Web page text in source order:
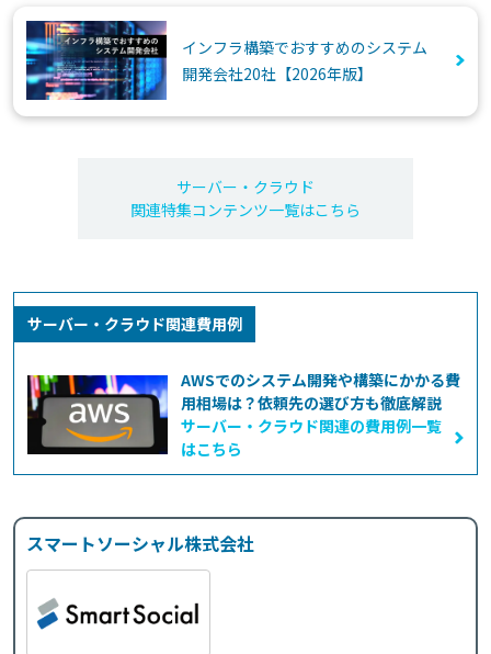
インフラ構築でおすすめのシステム
開発会社20社【2026年版】
サーバー・クラウド
関連特集コンテンツ一覧はこちら
サーバー・クラウド関連費用例
AWSでのシステム開発や構築にかかる費
用相場は？依頼先の選び方も徹底解説
サーバー・クラウド関連の費用例一覧
はこちら
スマートソーシャル株式会社